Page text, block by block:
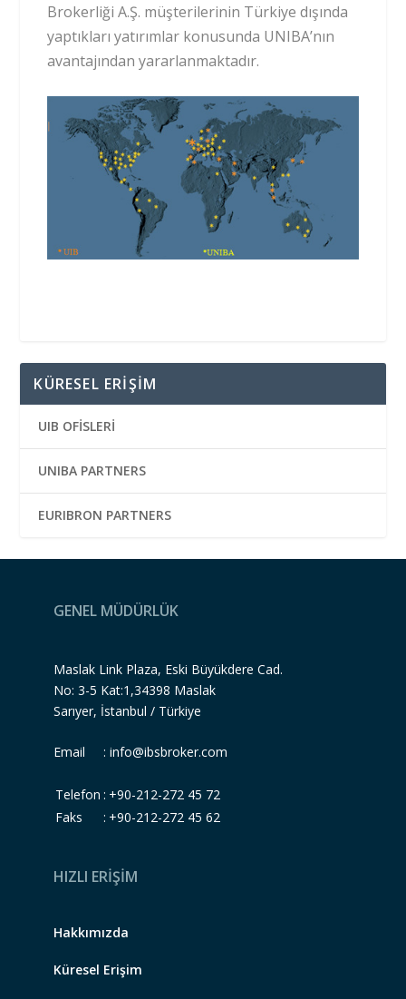
Brokerliği A.Ş. müşterilerinin Türkiye dışında
yaptıkları yatırımlar konusunda UNIBA’nın
avantajından yararlanmaktadır.
KÜRESEL ERIŞIM
UIB OFİSLERİ
UNIBA PARTNERS
EURIBRON PARTNERS
GENEL MÜDÜRLÜK
Maslak Link Plaza, Eski Büyükdere Cad.
No: 3-5 Kat:1,34398 Maslak
Sarıyer, İstanbul / Türkiye
Email :info@ibsbroker.com
Telefon : +90-212-272 45 72
Faks
: +90-212-272 45 62
HIZLI ERİŞİM
Hakkımızda
Küresel Erişim